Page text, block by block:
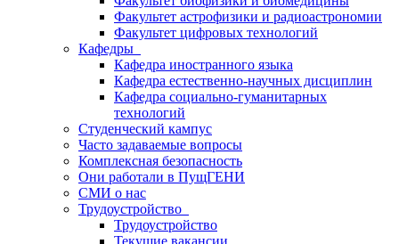
Факультет астрофизики и радиоастрономии
Факультет цифровых технологий
Кафедры
Кафедра иностранного языка
Кафедра естественно-научных дисциплин
Кафедра социально-гуманитарных
технологий
Студенческий кампус
Часто задаваемые вопросы
Комплексная безопасность
Они работали в ПущГЕНИ
СМИ о нас
Трудоустройство
Трудоустройство
Текущие вакансии